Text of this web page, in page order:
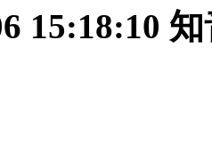
15:18:10